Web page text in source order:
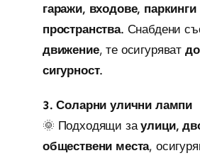
гаражи, входове, паркинги
пространства. Снабдени
движение, те осигуряват
сигурност.
3. Соларни улични лампи
🌞 Подходящи заулици,
обществени места,